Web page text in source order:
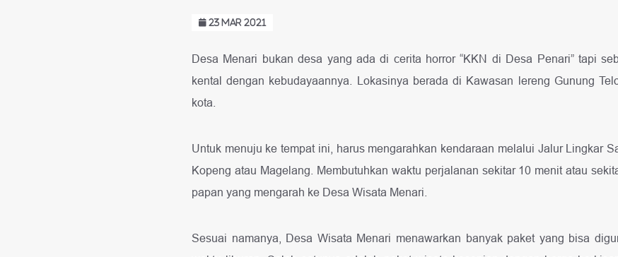
23 MAR 2021
Desa Menari bukan desa yang ada di cerita horror “KKN di Desa Penari” tapi
kental dengan kebudayaannya. Lokasinya berada di Kawasan lereng Gunung
kota.
Untuk menuju ke tempat ini, harus mengarahkan kendaraan melalui Jalur Lingkar
Kopeng atau Magelang. Membutuhkan waktu perjalanan sekitar 10 menit atau
papan yang mengarah ke Desa Wisata Menari.
Sesuai namanya, Desa Wisata Menari menawarkan banyak paket yang bisa